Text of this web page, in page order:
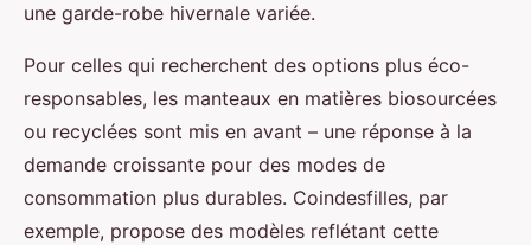
une garde-robe hivernale variée.
Pour celles qui recherchent des options plus éco-
responsables, les manteaux en matières biosourcées
ou recyclées sont mis en avant – une réponse à la
demande croissante pour des modes de
consommation plus durables. Coindesfilles, par
exemple, propose des modèles reflétant cette